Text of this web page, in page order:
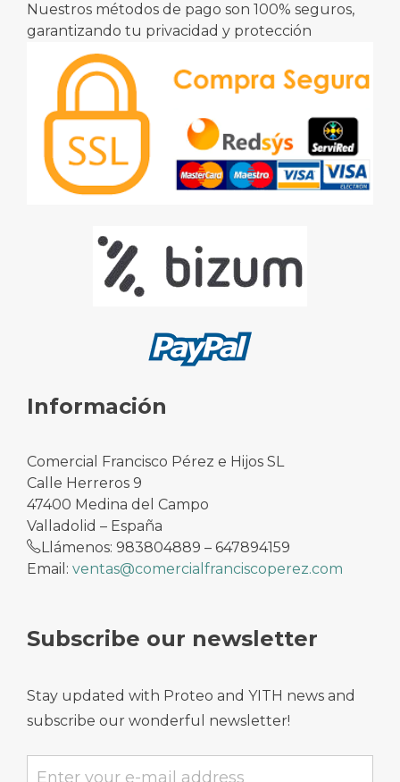
Nuestros métodos de pago son 100% seguros,
garantizando tu privacidad y protección
Información
Comercial Francisco Pérez e Hijos SL
Calle Herreros 9
47400 Medina del Campo
Valladolid – España
Llámenos: 983804889 – 647894159
Email: ventas@comercialfranciscoperez.com
Subscribe our newsletter
Stay updated with Proteo and YITH news and
subscribe our wonderful newsletter!